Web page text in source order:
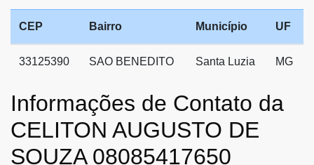
CEP Bairro Município UF
33125390 SAO BENEDITO Santa Luzia MG
Informações de Contato da
CELITON AUGUSTO DE
SOUZA 08085417650